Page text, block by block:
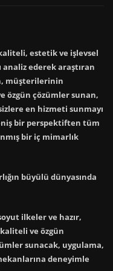
estetik ve işlevsel
ederek araştıran
müşterilerinin
özgün çözümler sunan,
en hizmeti sunmayı
bir perspektiften tüm
bir iç mimarlık
büyülü dünyasında
ilkeler ve hazır,
ve özgün
sunacak, uygulama,
deneyimle